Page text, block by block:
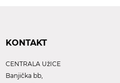
KONTAKT
CENTRALA UžICE
Banjička bb,